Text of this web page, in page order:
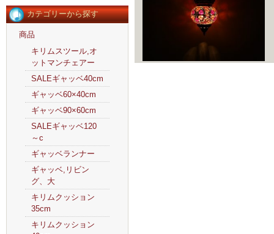
カテゴリーから探す
商品
キリムスツール,オ
ットマンチェアー
SALEギャッベ40cm
ギャッベ60×40cm
ギャッベ90×60cm
SALEギャッベ120
～c
ギャッベランナー
ギャッベ,リビン
グ、大
キリムクッション
35cm
キリムクッション